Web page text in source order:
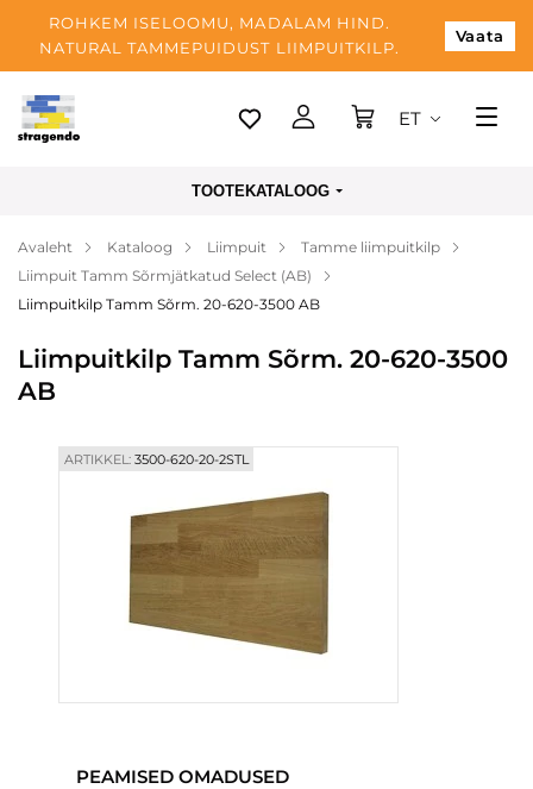
ROHKEM ISELOOMU, MADALAM HIND.
NATURAL TAMMEPUIDUST LIIMPUITKILP.
Vaata
Tallinn
Makse
Meist
Kontaktid
ET
TOOTEKATALOOG
Avaleht Kataloog Liimpuit
Tamme liimpuitkilp
Liimpuit Tamm Sõrmjätkatud Select (AB)
Liimpuitkilp Tamm Sõrm. 20-620-3500 AB
Liimpuitkilp Tamm Sõrm. 20-620-3500
AB
ARTIKKEL:3500-620-20-2STL
PEAMISED OMADUSED